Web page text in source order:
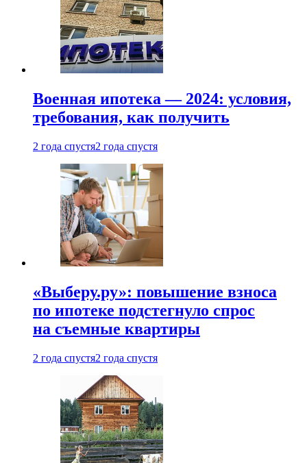
Военная ипотека — 2024: условия,
требования, как получить
2 года спустя2 года спустя
«Выберу.ру»: повышение взноса
по ипотеке подстегнуло спрос
на съемные квартиры
2 года спустя2 года спустя